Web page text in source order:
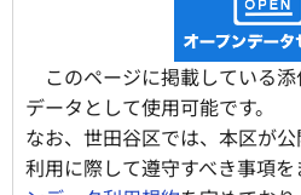
このページに掲載している
データとして使用可能です。
なお、世田谷区では、本区が
利用に際して遵守すべき事項を